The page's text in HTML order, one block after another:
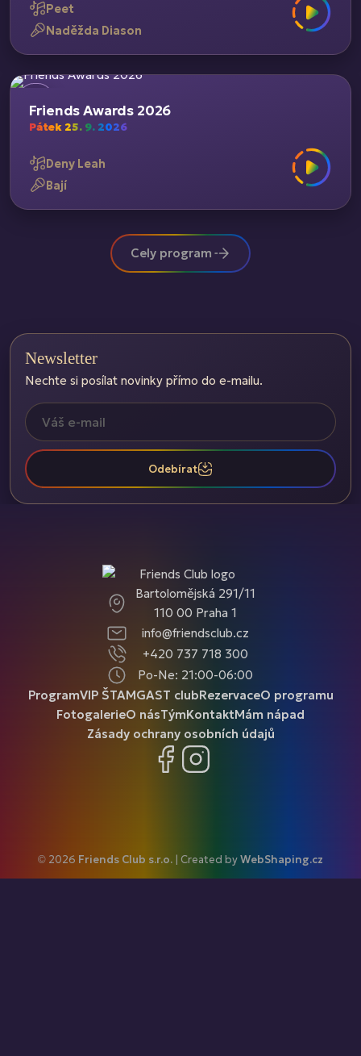
Peet
Naděžda Diason
Friends Awards 2026
Pátek 25. 9. 2026
Deny Leah
Bají
Cely program
Newsletter
Nechte si posílat novinky přímo do e-mailu.
Odebírat
Bartolomějská 291/11
110 00 Praha 1
info@friendsclub.cz
+420 737 718 300
Po-Ne: 21:00-06:00
ProgramVIP ŠTAMGAST clubRezervaceO programu
FotogalerieO násTýmKontaktMám nápad
Zásady ochrany osobních údajů
Facebook
© 2026 Friends Club s.r.o. | Created byWebShaping.cz